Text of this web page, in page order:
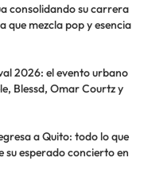
consolidando su carrera
que mezcla pop y esencia
2026: el evento urbano
Blessd, Omar Courtz y
a Quito: todo lo que
su esperado concierto en